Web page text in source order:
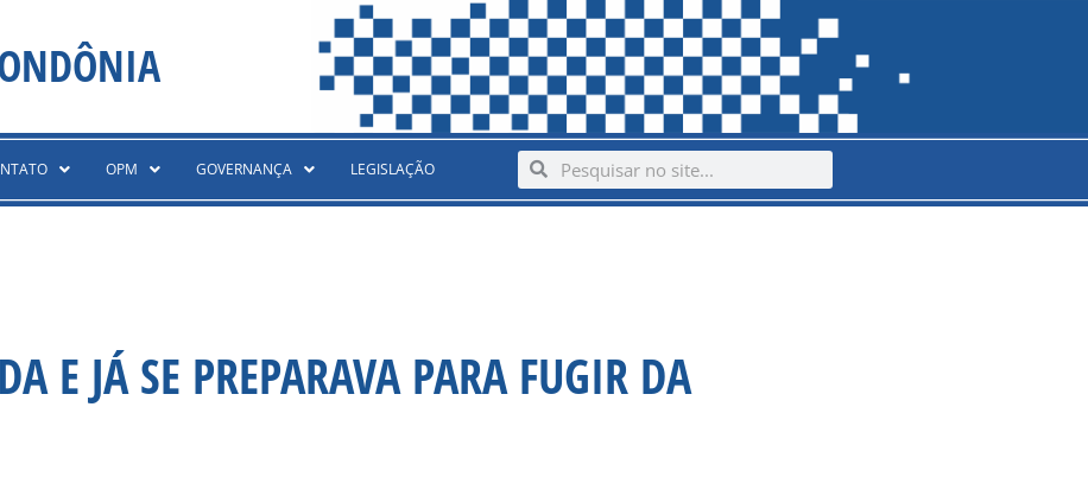
OPM GOVERNANÇA LEGISLAÇÃO SearchSearch
E JÁ SE PREPARAVA PARA FUGIR DA